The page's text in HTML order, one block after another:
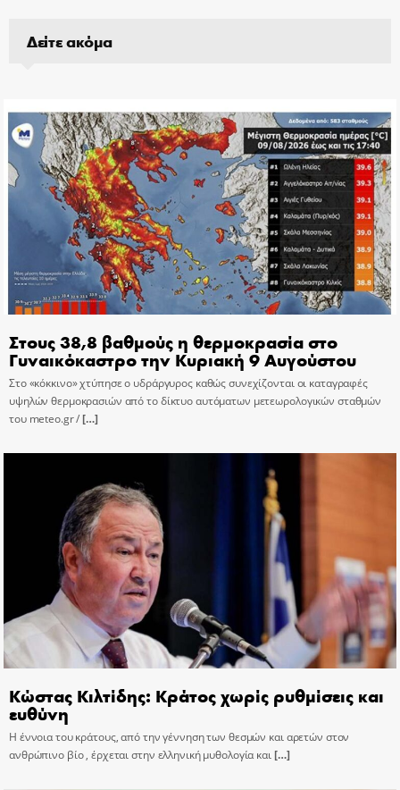
Δείτε ακόμα
Στους 38,8 βαθμούς η θερμοκρασία στο
Γυναικόκαστρο την Κυριακή 9 Αυγούστου
Στο «κόκκινο» χτύπησε ο υδράργυρος καθώς συνεχίζονται οι καταγραφές
υψηλών θερμοκρασιών από το δίκτυο αυτόματων μετεωρολογικών σταθμών
του meteo.gr /[…]
Κώστας Κιλτίδης: Κράτος χωρίς ρυθμίσεις και
ευθύνη
Η έννοια του κράτους, από την γέννηση των θεσμών και αρετών στον
ανθρώπινο βίο , έρχεται στην ελληνική μυθολογία και[…]